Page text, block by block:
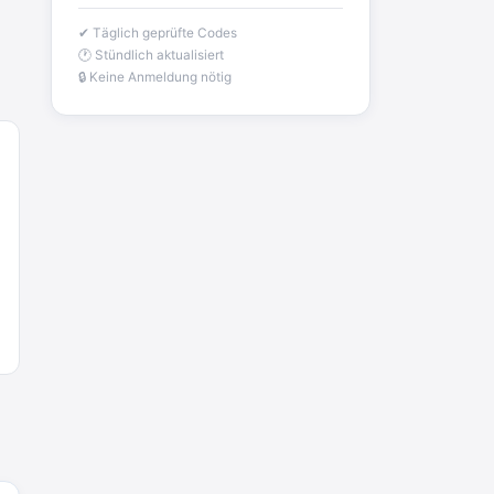
✔ Täglich geprüfte Codes
🕐 Stündlich aktualisiert
🔒 Keine Anmeldung nötig
2:28
↩
Joachim
Gratis 11 versch. Orthomol